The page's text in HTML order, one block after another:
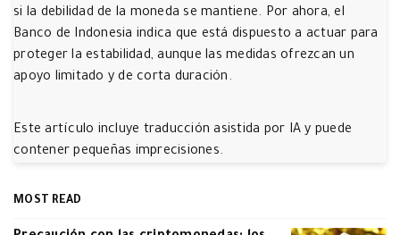
si la debilidad de la moneda se mantiene. Por ahora, el
Banco de Indonesia indica que está dispuesto a actuar para
proteger la estabilidad, aunque las medidas ofrezcan un
apoyo limitado y de corta duración.
Este artículo incluye traducción asistida por IA y puede
contener pequeñas imprecisiones.
MOST READ